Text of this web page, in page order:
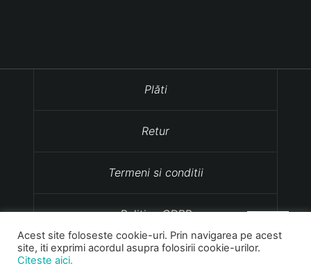
Plăti
Retur
Termeni si conditii
Politica GDPR
Politica cookies
Acest site foloseste cookie-uri. Prin navigarea pe acest
site, iti exprimi acordul asupra folosirii cookie-urilor.
Citeste aici.